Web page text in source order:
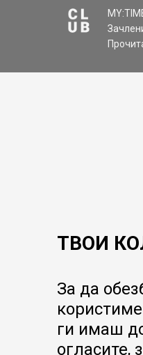
ТВОИ
За да
ги имаш
огласите,